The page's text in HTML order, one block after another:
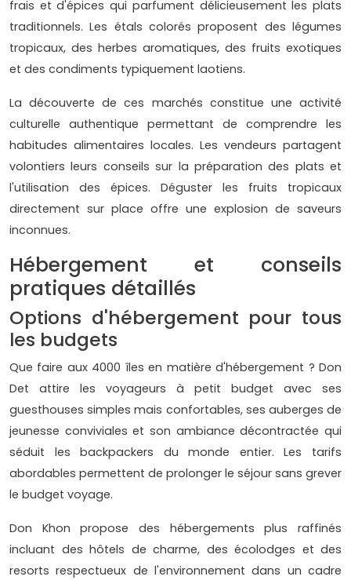
frais et d'épices qui parfument délicieusement les plats
traditionnels. Les étals colorés proposent des légumes
tropicaux, des herbes aromatiques, des fruits exotiques
et des condiments typiquement laotiens.
La découverte de ces marchés constitue une activité
culturelle authentique permettant de comprendre les
habitudes alimentaires locales. Les vendeurs partagent
volontiers leurs conseils sur la préparation des plats et
l'utilisation des épices. Déguster les fruits tropicaux
directement sur place offre une explosion de saveurs
inconnues.
Hébergement et conseils
pratiques détaillés
Options d'hébergement pour tous
les budgets
Que faire aux 4000 îles en matière d'hébergement ? Don
Det attire les voyageurs à petit budget avec ses
guesthouses simples mais confortables, ses auberges de
jeunesse conviviales et son ambiance décontractée qui
séduit les backpackers du monde entier. Les tarifs
abordables permettent de prolonger le séjour sans grever
le budget voyage.
Don Khon propose des hébergements plus raffinés
incluant des hôtels de charme, des écolodges et des
resorts respectueux de l'environnement dans un cadre